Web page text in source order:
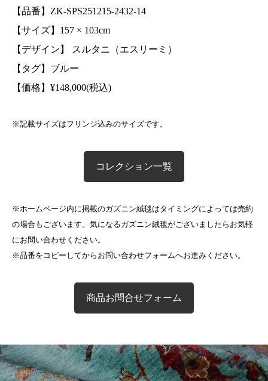
【品番】ZK-SPS251215-2432-14
【サイズ】157 × 103cm
【デザイン】 スルタニ（エスリーミ）
【タグ】ブルー
【価格】 ¥148,000(税込)
※記載サイズはフリンジ込みのサイズです。
コレクション一覧
※ホームページ内に掲載のガズニン絨毯はタイミングによっては売約
の場合もございます。気になるガズニン絨毯がございましたらお気軽
にお問い合わせください。
※品番をコピーしてからお問い合わせフォームへお進みください。
商品お問合せフォーム